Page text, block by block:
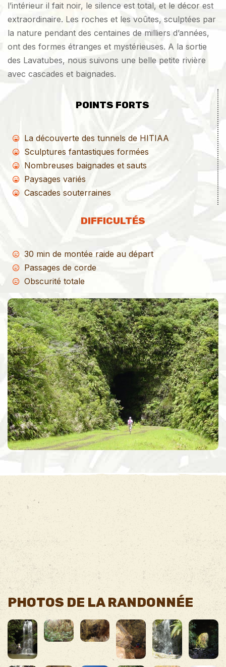
l’intérieur il fait noir, le silence est total, et le décor est
extraordinaire. Les roches et les voûtes, sculptées par
la nature pendant des centaines de milliers d’années,
ont des formes étranges et mystérieuses. A la sortie
des Lavatubes, nous suivons une belle petite rivière
avec cascades et baignades.
POINTS FORTS
La découverte des tunnels de HITIAA
Sculptures fantastiques formées
Nombreuses baignades et sauts
Paysages variés
Cascades souterraines
DIFFICULTÉS
30 min de montée raide au départ
Passages de corde
Obscurité totale
PHOTOS DE LA RANDONNÉE